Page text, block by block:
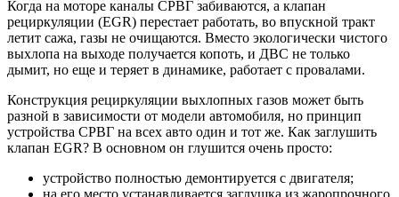
Когда на моторе каналы СРВГ забиваются, а клапан
рециркуляции (EGR) перестает работать, во впускной тракт
летит сажа, газы не очищаются. Вместо экологически чистого
выхлопа на выходе получается копоть, и ДВС не только
дымит, но еще и теряет в динамике, работает с провалами.
Конструкция рециркуляции выхлопных газов может быть
разной в зависимости от модели автомобиля, но принцип
устройства СРВГ на всех авто один и тот же. Как заглушить
клапан EGR? В основном он глушится очень просто:
устройство полностью демонтируется с двигателя;